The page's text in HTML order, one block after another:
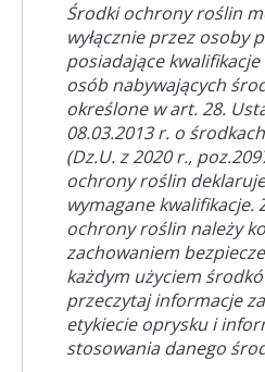
Środki ochrony roślin
wyłącznie przez osoby
posiadające
osób nabywających
określone w art. 28.
08.03.2013 r. o
(Dz.U. z 2020 r.,
ochrony roślin
wymagane kwalifikacje.
ochrony roślin należy
zachowaniem
każdym użyciem
przeczytaj informacje
etykiecie oprysku i
stosowania danego